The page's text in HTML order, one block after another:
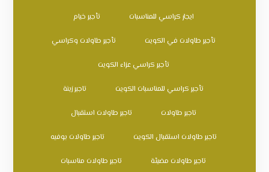
ايجار كراسي للمناسبات تأجير خيام
تأجير طاولات في الكويت تأجير طاولات وكراسي
تأجير كراسي عزاء الكويت
تأجير كراسي للمناسبات الكويت تاجير زينة
تاجير طاولات تاجير طاولات استقبال
تاجير طاولات استقبال الكويت تاجير طاولات بوفيه
تاجير طاولات مضيئة تاجير طاولات مناسبات